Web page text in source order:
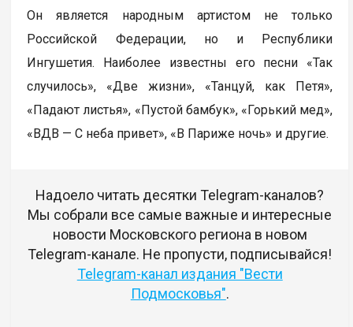
Он является народным артистом не только
Российской Федерации, но и Республики
Ингушетия. Наиболее известны его песни «Так
случилось», «Две жизни», «Танцуй, как Петя»,
«Падают листья», «Пустой бамбук», «Горький мед»,
«ВДВ — С неба привет», «В Париже ночь» и другие.
Надоело читать десятки Telegram-каналов?
Мы собрали все самые важные и интересные
новости Московского региона в новом
Telegram-канале. Не пропусти, подписывайся!
Telegram-канал издания "Вести
Подмосковья".